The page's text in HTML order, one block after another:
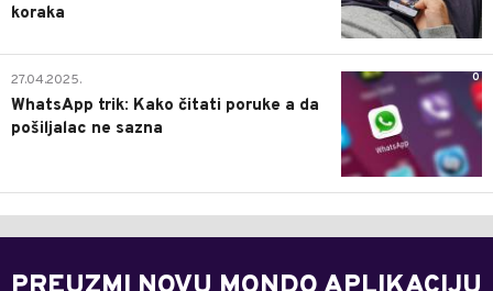
koraka
0
27.04.2025.
WhatsApp trik: Kako čitati poruke a da
pošiljalac ne sazna